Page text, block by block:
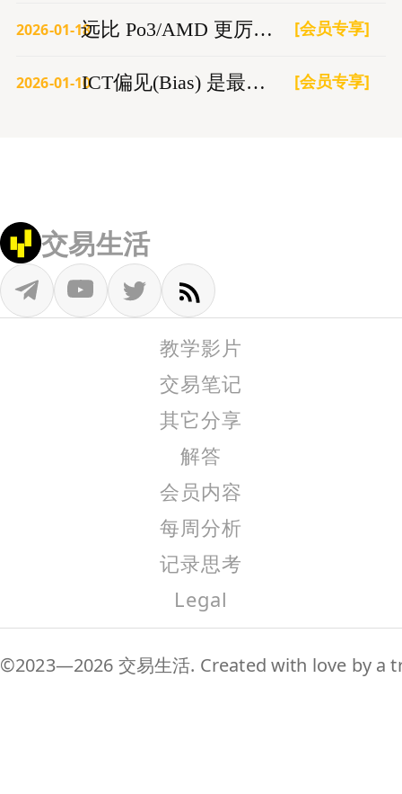
2026-01-18 远比 Po3/AMD 更厉害的交易模型 [会员专享]
2026-01-10 ICT偏见(Bias) 是最大的亏损根源 [会员专享]
交易生活
教学影片
交易笔记
其它分享
解答
会员内容
每周分析
记录思考
Legal
©2023—2026 交易生活. Created with love by a